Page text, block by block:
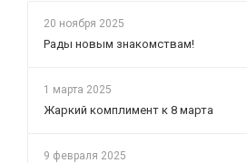
20 ноября 2025
Рады новым знакомствам!
1 марта 2025
Жаркий комплимент к 8 марта
9 февраля 2025